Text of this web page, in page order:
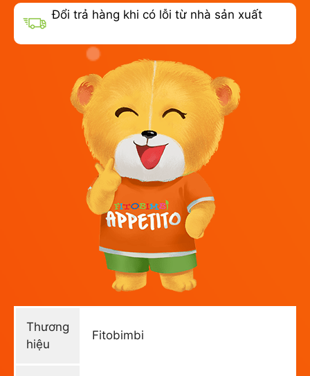
Đổi trả hàng khi có lỗi từ nhà sản xuất
Thương
hiệu
Fitobimbi